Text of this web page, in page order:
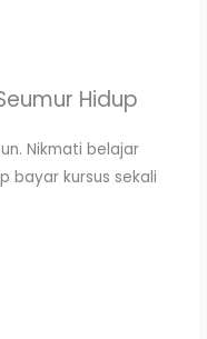
Hidup
Nikmati belajar
bayar kursus sekali